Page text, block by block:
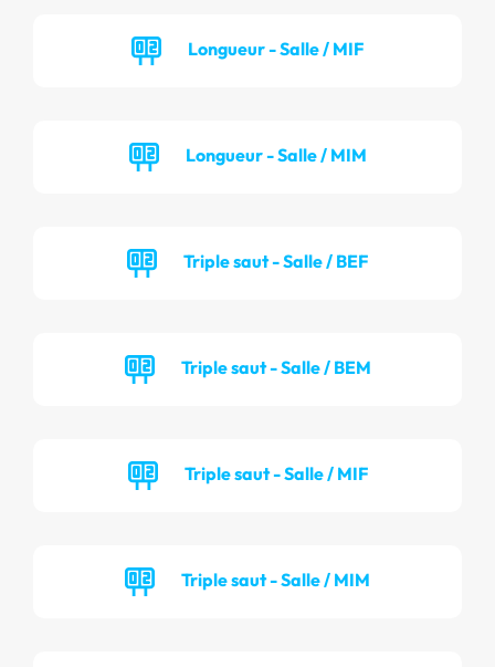
Longueur - Salle / MIF
Longueur - Salle / MIM
Triple saut - Salle / BEF
Triple saut - Salle / BEM
Triple saut - Salle / MIF
Triple saut - Salle / MIM